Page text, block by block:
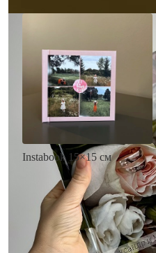
Instabook 15×15 см
• Декор на выбор
• Выбор цвета фона
• Загрузка фото и текста
Заказать